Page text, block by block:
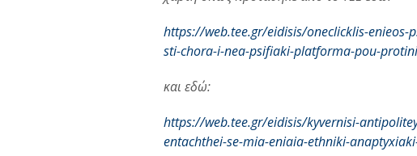
https://web.tee.gr/eidisis/oneclicklis-enieos-
sti-chora-i-nea-psifiaki-platforma-pou-
και εδώ:
https://web.tee.gr/eidisis/kyvernisi-
entachthei-se-mia-eniaia-ethniki-